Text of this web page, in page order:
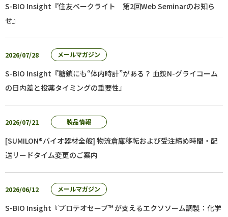
S-BIO Insight『住友ベークライト 第2回Web Seminarのお知ら
せ』
2026/07/28 メールマガジン
S-BIO Insight『糖鎖にも“体内時計”がある？ 血漿N-グライコーム
の日内差と投薬タイミングの重要性』
2026/07/21 製品情報
[SUMILON®バイオ器材全般] 物流倉庫移転および受注締め時間・配
送リードタイム変更のご案内
2026/06/12 メールマガジン
S-BIO Insight『プロテオセーブ™ が支えるエクソソーム調製：化学